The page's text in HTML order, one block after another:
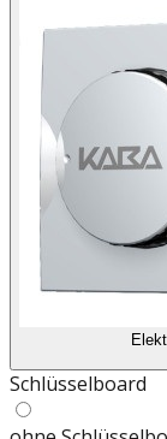
Schlüsselboard